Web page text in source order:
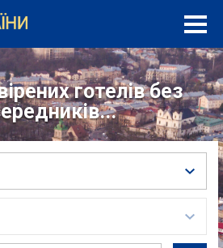
готелів без